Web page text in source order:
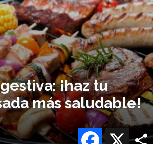
¡haz tu
más saludable!
X
Facebook